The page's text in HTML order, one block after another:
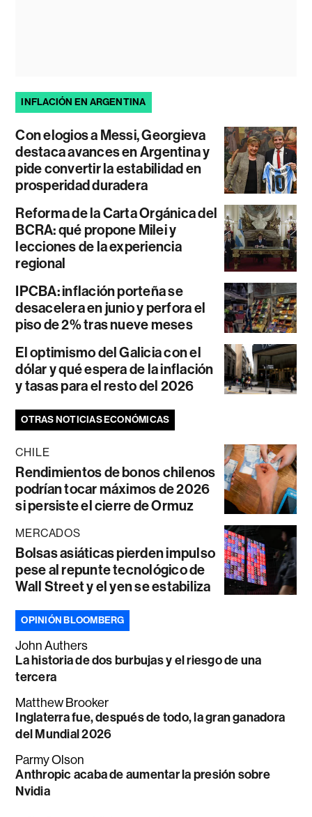
INFLACIÓN EN ARGENTINA
Con elogios a Messi, Georgieva
destaca avances en Argentina y
pide convertir la estabilidad en
prosperidad duradera
Reforma de la Carta Orgánica del
BCRA: qué propone Milei y
lecciones de la experiencia
regional
IPCBA: inflación porteña se
desacelera en junio y perfora el
piso de 2% tras nueve meses
El optimismo del Galicia con el
dólar y qué espera de la inflación
y tasas para el resto del 2026
OTRAS NOTICIAS ECONÓMICAS
CHILE
Rendimientos de bonos chilenos
podrían tocar máximos de 2026
si persiste el cierre de Ormuz
MERCADOS
Bolsas asiáticas pierden impulso
pese al repunte tecnológico de
Wall Street y el yen se estabiliza
OPINIÓN BLOOMBERG
John Authers
La historia de dos burbujas y el riesgo de una
tercera
Matthew Brooker
Inglaterra fue, después de todo, la gran ganadora
del Mundial 2026
Parmy Olson
Anthropic acaba de aumentar la presión sobre
Nvidia